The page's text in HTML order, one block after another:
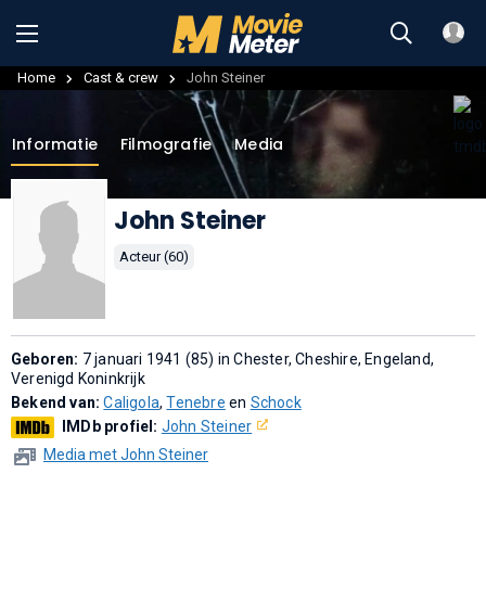
Home Cast & crew John Steiner
Informatie Filmografie Media
John Steiner
Acteur (60)
Geboren: 7 januari 1941 (85) in Chester, Cheshire, Engeland,
Verenigd Koninkrijk
Bekend van:Caligola,Tenebre en Schock
IMDb profiel: John Steiner
Media met John Steiner